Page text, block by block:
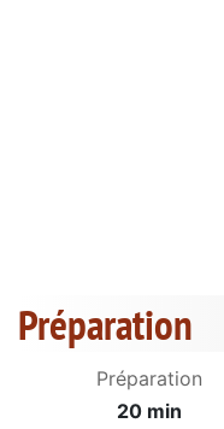
Préparation
Préparation
20 min